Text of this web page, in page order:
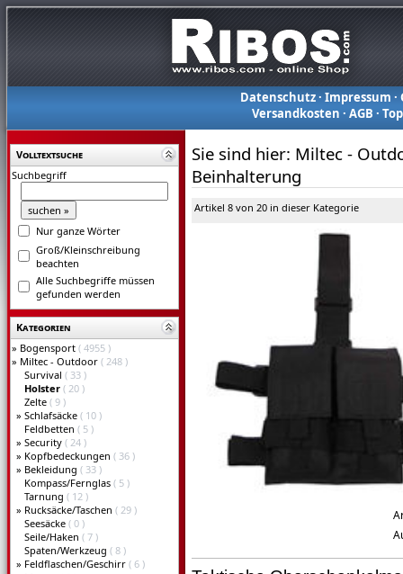
Datenschutz· Impressum ·
Versandkosten ·AGB ·
Volltextsuche
Suchbegriff
Nur ganze Wörter
Groß/Kleinschreibung
beachten
Alle Suchbegriffe müssen
gefunden werden
Kategorien
» Bogensport ( 4955 )
» Miltec - Outdoor ( 248 )
Survival ( 33 )
Holster ( 20 )
Zelte ( 9 )
» Schlafsäcke ( 10 )
Feldbetten ( 5 )
» Security ( 24 )
» Kopfbedeckungen ( 36 )
» Bekleidung ( 33 )
Kompass/Fernglas ( 5 )
Tarnung ( 12 )
» Rucksäcke/Taschen ( 29 )
Seesäcke ( 0 )
Seile/Haken ( 7 )
Spaten/Werkzeug ( 8 )
» Feldflaschen/Geschirr ( 6 )
Sie sind hier: Miltec -
Beinhalterung
Artikel 8 von 20 in dieser Kategorie